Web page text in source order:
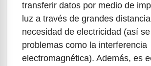
transferir datos por medio de
luz a través de grandes
necesidad de electricidad (así
problemas como la interferencia
electromagnética). Además, es